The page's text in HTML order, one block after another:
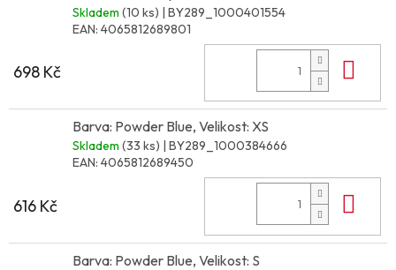
Skladem (10 ks) | BY289_1000401554
EAN: 4065812689801
698 Kč
Barva: Powder Blue, Velikost: XS
Skladem (33 ks) | BY289_1000384666
EAN: 4065812689450
616 Kč
Barva: Powder Blue, Velikost: S